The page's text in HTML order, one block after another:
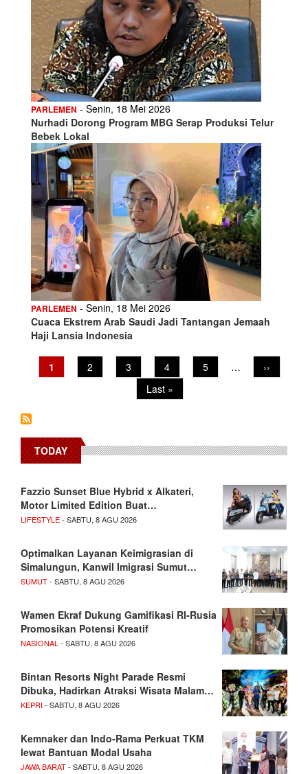
PARLEMEN - Senin, 18 Mei 2026
Nurhadi Dorong Program MBG Serap Produksi Telur
Bebek Lokal
PARLEMEN - Senin, 18 Mei 2026
Cuaca Ekstrem Arab Saudi Jadi Tantangan Jemaah
Haji Lansia Indonesia
Pagination
Current
page
1 Page
2 Page
3 Page
4 Page
5 …
Next
page
››
Last
page
Last »
TODAY
Fazzio Sunset Blue Hybrid x Alkateri,
Motor Limited Edition Buat…
LIFESTYLE- SABTU, 8 AGU 2026
Optimalkan Layanan Keimigrasian di
Simalungun, Kanwil Imigrasi Sumut…
SUMUT- SABTU, 8 AGU 2026
Wamen Ekraf Dukung Gamifikasi RI-Rusia
Promosikan Potensi Kreatif
NASIONAL - SABTU, 8 AGU 2026
Bintan Resorts Night Parade Resmi
Dibuka, Hadirkan Atraksi Wisata Malam…
KEPRI- SABTU, 8 AGU 2026
Kemnaker dan Indo-Rama Perkuat TKM
lewat Bantuan Modal Usaha
JAWA BARAT- SABTU, 8 AGU 2026